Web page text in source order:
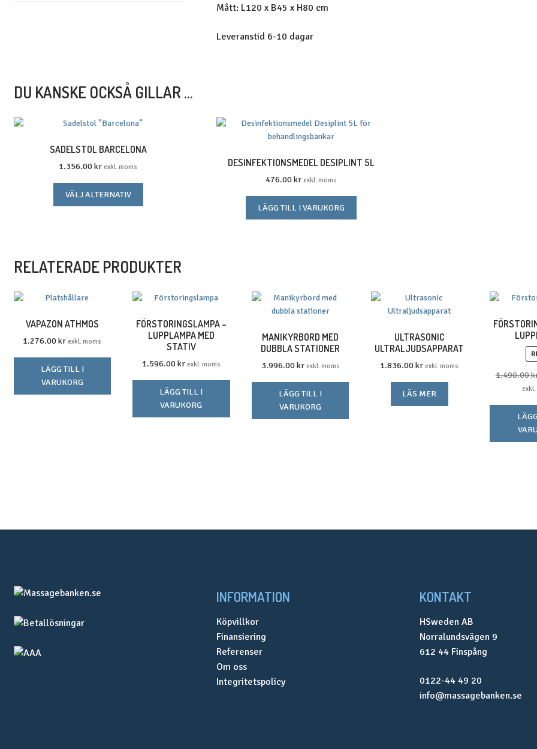
Mått: L120 x B45 x H80 cm
Leveranstid 6-10 dagar
DU KANSKE OCKSÅ GILLAR …
SADELSTOL BARCELONA
1.356.00kr exkl. moms
VÄLJ ALTERNATIV
De
alternativen
väljas
på
produktsidan
DESINFEKTIONSMEDEL DESIPLINT 5L
476.00kr exkl. moms
LÄGG TILL I VARUKORG
RELATERADE PRODUKTER
VAPAZON ATHMOS
1.276.00kr exkl. moms
LÄGG TILL I
VARUKORG
FÖRSTORINGSLAMPA –
LUPPLAMPA MED
STATIV
1.596.00kr exkl. moms
LÄGG TILL I
VARUKORG
MANIKYRBORD MED
DUBBLA STATIONER
3.996.00kr exkl. moms
LÄGG TILL I
VARUKORG
ULTRASONIC
ULTRALJUDSAPPARAT
1.836.00kr exkl. moms
LÄS MER
1.490.00
INFORMATION
Köpvillkor
Finansiering
Referenser
Om oss
Integritetspolicy
KONTAKT
HSweden AB
Norralundsvägen 9
612 44 Finspång
0122-44 49 20
info@massagebanken.se